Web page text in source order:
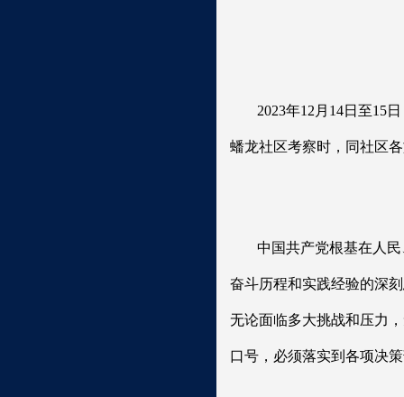
2023年12月14日至15
蟠龙社区考察时，同社区
中国共产党根基在人
奋斗历程和实践经验的深
无论面临多大挑战和压力
口号，必须落实到各项决